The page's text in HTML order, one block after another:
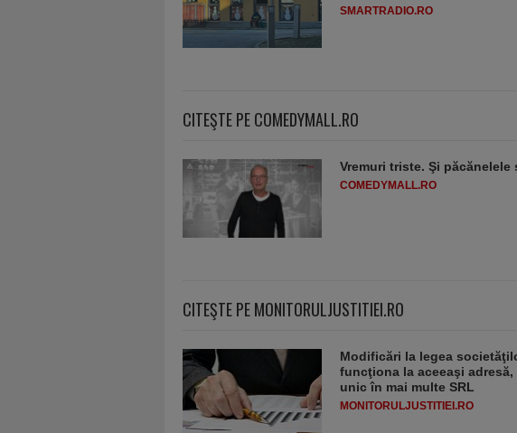
SMARTRADIO.RO
CITEŞTE PE COMEDYMALL.RO
Vremuri triste. Şi păcănelele
COMEDYMALL.RO
CITEŞTE PE MONITORULJUSTITIEI.RO
Modificări la legea
funcţiona la aceeaşi
unic în mai multe SRL
MONITORULJUSTITIEI.RO